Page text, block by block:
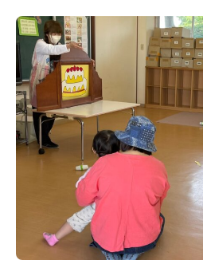
トップ
教育と特色
幼稚園について
お知らせ
トピックス
よくある質問
園児募集
採用情報
お問合せ